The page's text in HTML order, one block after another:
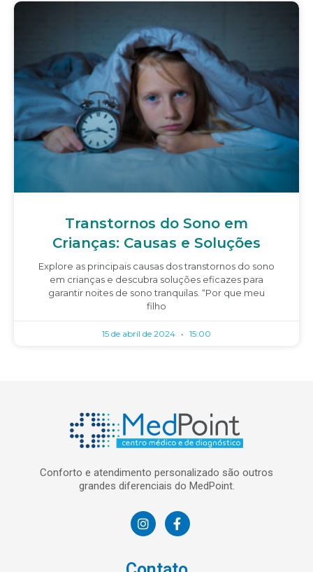
Transtornos do Sono em
Crianças: Causas e Soluções
Explore as principais causas dos transtornos do sono
em crianças e descubra soluções eficazes para
garantir noites de sono tranquilas. “Por que meu
filho
15 de abril de 2024 15:00
Conforto e atendimento personalizado são outros
grandes diferenciais do MedPoint.